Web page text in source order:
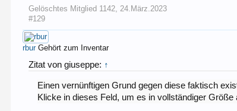
Gelöschtes Mitglied 1142 24.März.2023
#129
rbur Gehört zum Inventar
Zitat von giuseppe: ↑
Einen vernünftigen Grund gegen diese faktisch
Klicke in dieses Feld, um es in vollständiger Größe